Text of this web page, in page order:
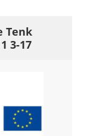
Tenk
3-17